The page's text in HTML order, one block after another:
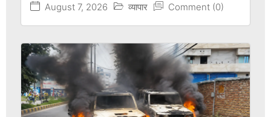
August 7, 2026 व्यापार Comment (0)